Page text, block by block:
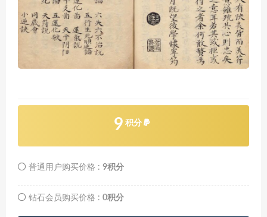
9 积分
普通用户购买价格 : 9积分
钻石会员购买价格 : 0积分